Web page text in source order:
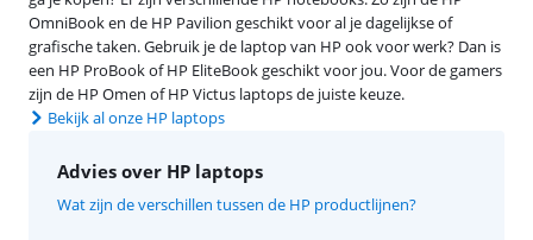
OmniBook en de HP Pavilion geschikt voor al je dagelijkse of
grafische taken. Gebruik je de laptop van HP ook voor werk? Dan is
een HP ProBook of HP EliteBook geschikt voor jou. Voor de gamers
zijn de HP Omen of HP Victus laptops de juiste keuze.
Bekijk al onze HP laptops
Advies over HP laptops
Wat zijn de verschillen tussen de HP productlijnen?